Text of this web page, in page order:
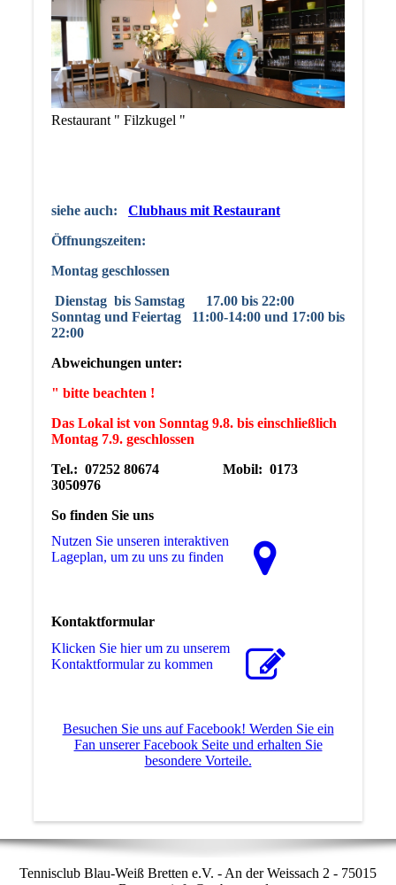
Restaurant " Filzkugel "
siehe auch: Clubhaus mit Restaurant
Öffnungszeiten:
Montag geschlossen
Dienstagbis Samstag 17.00 bis 22:00
Sonntag und Feiertag 11:00-14:00 und 17:00 bis
22:00
Abweichungen unter:
" bitte beachten !
Das Lokal ist von Sonntag 9.8. bis einschließlich
Montag 7.9. geschlossen
Tel.: 07252 80674 Mobil: 0173
3050976
So finden Sie uns
Nutzen Sie unseren interaktiven
La­ge­plan, um zu uns zu finden
Kontaktformular
Klicken Sie hier um zu unserem
Kon­takt­for­mu­lar zu kommen
Besuchen Sie uns auf Facebook! Werden Sie ein
Fan unserer Facebook Seite und erhalten Sie
besondere Vorteile.
Tennisclub Blau-Weiß Bretten e.V. - An der Weissach 2 - 75015